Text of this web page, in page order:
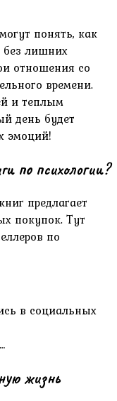
понять, как
без лишних
отношения со
времени.
и теплым
день будет
эмоций!
по психологии?
предлагает
покупок. Тут
по
в социальных
жизнь